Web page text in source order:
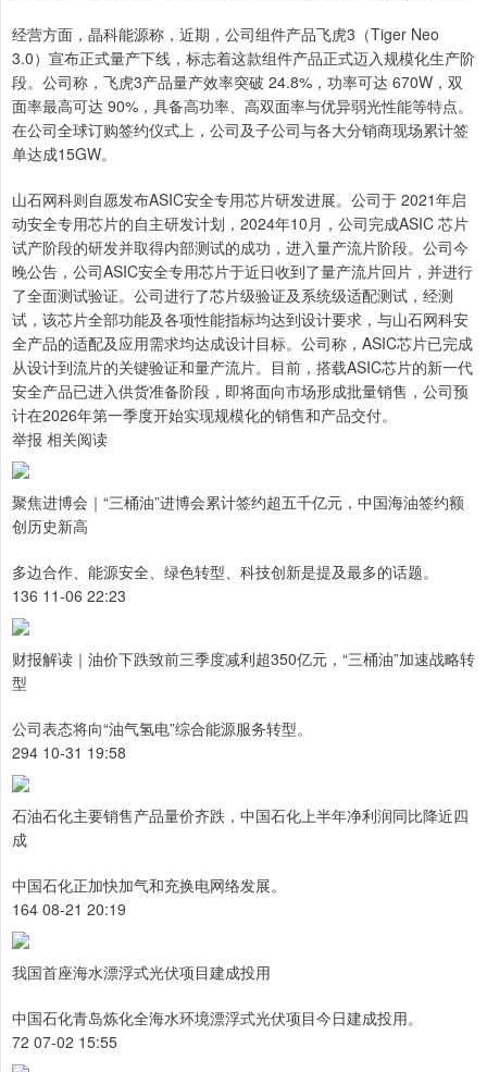
经营方面，晶科能源称，近期，公司组件产品飞虎3（Tiger Neo
3.0）宣布正式量产下线，标志着这款组件产品正式迈入规模化生产阶
段。公司称，飞虎3产品量产效率突破 24.8%，功率可达 670W，双
面率最高可达 90%，具备高功率、高双面率与优异弱光性能等特点。
在公司全球订购签约仪式上，公司及子公司与各大分销商现场累计签
单达成15GW。
山石网科则自愿发布ASIC安全专用芯片研发进展。公司于 2021年启
动安全专用芯片的自主研发计划，2024年10月，公司完成ASIC 芯片
试产阶段的研发并取得内部测试的成功，进入量产流片阶段。公司今
晚公告，公司ASIC安全专用芯片于近日收到了量产流片回片，并进行
了全面测试验证。公司进行了芯片级验证及系统级适配测试，经测
试，该芯片全部功能及各项性能指标均达到设计要求，与山石网科安
全产品的适配及应用需求均达成设计目标。公司称，ASIC芯片已完成
从设计到流片的关键验证和量产流片。目前，搭载ASIC芯片的新一代
安全产品已进入供货准备阶段，即将面向市场形成批量销售，公司预
计在2026年第一季度开始实现规模化的销售和产品交付。
举报 相关阅读
聚焦进博会｜“三桶油”进博会累计签约超五千亿元，中国海油签约额
创历史新高
多边合作、能源安全、绿色转型、科技创新是提及最多的话题。
136 11-06 22:23
财报解读｜油价下跌致前三季度减利超350亿元，“三桶油”加速战略转
型
公司表态将向“油气氢电”综合能源服务转型。
294 10-31 19:58
石油石化主要销售产品量价齐跌，中国石化上半年净利润同比降近四
成
中国石化正加快加气和充换电网络发展。
164 08-21 20:19
我国首座海水漂浮式光伏项目建成投用
中国石化青岛炼化全海水环境漂浮式光伏项目今日建成投用。
72 07-02 15:55